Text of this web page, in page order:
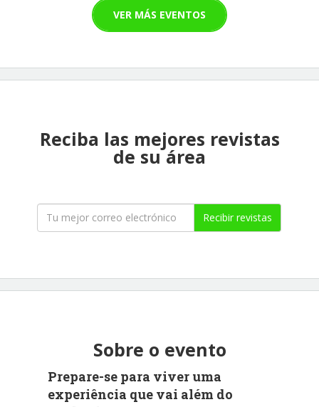
VER MÁS EVENTOS
Reciba las mejores revistas
de su área
Recibir revistas
Sobre o evento
Prepare-se para viver uma
experiência que vai além do